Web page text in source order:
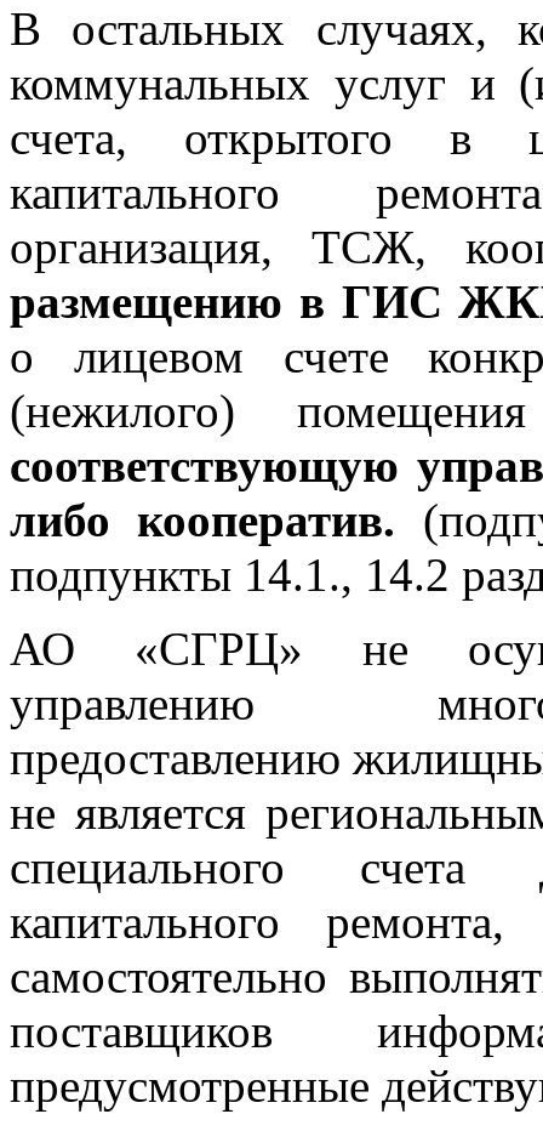
В остальных случаях,
коммунальных услуг и
счета, открытого в
капитального
организация, ТСЖ,
размещению в ГИС
о лицевом счете
(нежилого)
соответствующую
либо кооператив.
подпункты 14.1., 14.2
АО «СГРЦ» не
управлению
предоставлению
не является
специального
капитального
самостоятельно
поставщиков
предусмотренные